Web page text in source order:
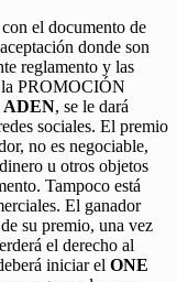
el documento de
donde son
reglamento y las
la PROMOCIÓN
ADEN, se le dará
sociales. El premio
no es negociable,
u otros objetos
Tampoco está
El ganador
su premio, una vez
el derecho al
iniciar el ONE